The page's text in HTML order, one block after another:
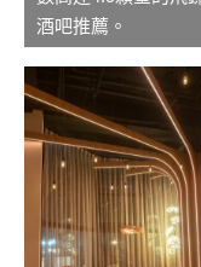
酒吧推薦。